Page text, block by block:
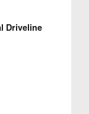
Driveline